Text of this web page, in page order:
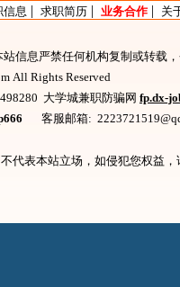
信息 | 求职简历| 业务合作| 关
信息严禁任何机构复制或转载
All Rights Reserved
大学城兼职防骗网 fp.dx-
客服邮箱:
代表本站立场，如侵犯您权益